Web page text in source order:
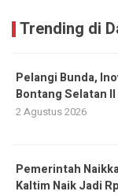
Trending di
Pelangi Bunda,
Bontang Selatan
2 Agustus 2026
Pemerintah
Kaltim Naik Jadi